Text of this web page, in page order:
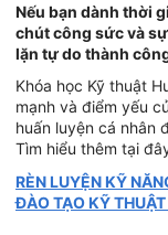
Nếu bạn dành thời
chút công sức và
lặn tự do thành
Khóa học Kỹ thuật
mạnh và điểm yếu
huấn luyện cá nhân
Tìm hiểu thêm tại
RÈN LUYỆN KỸ
ĐÀO TẠO KỸ